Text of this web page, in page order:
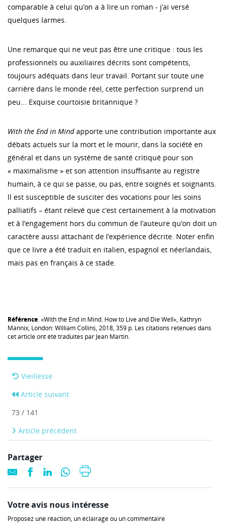
comparable à celui qu’on a à lire un roman - j’ai versé
quelques larmes.
Une remarque qui ne veut pas être une critique : tous les
professionnels ou auxiliaires décrits sont compétents,
toujours adéquats dans leur travail. Portant sur toute une
carrière dans le monde réel, cette perfection surprend un
peu... Exquise courtoisie britannique ?
With the End in Mindapporte une contribution importante aux
débats actuels sur la mort et le mourir, dans la société en
général et dans un système de santé critiqué pour son
« maximalisme » et son attention insuffisante au registre
humain, à ce qui se passe, ou pas, entre soignés et soignants.
ll est susceptible de susciter des vocations pour les soins
palliatifs – étant relevé que c’est certainement à la motivation
et à l’engagement hors du commun de l’auteure qu’on doit un
caractère aussi attachant de l’expérience décrite. Noter enfin
que ce livre a été traduit en italien, espagnol et néerlandais,
mais pas en français à ce stade.
Référence. «With the End in Mind. How to Live and Die Well», Kathryn
Mannix, London: William Collins, 2018, 359 p. Les citations retenues dans
cet article ont été traduites par Jean Martin.
Vieillesse
Article suivant
73 / 141
Article précédent
Partager
Votre avis nous intéresse
Proposez une réaction, un éclairage ou un commentaire